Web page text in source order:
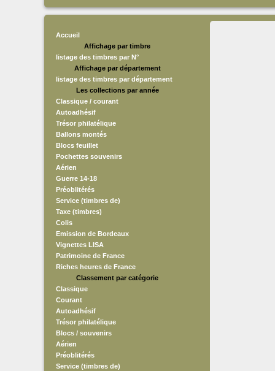
Accueil
Affichage par timbre
listage des timbres par N°
Affichage par département
listage des timbres par département
Les collections par année
Classique / courant
Autoadhésif
Trésor philatélique
Ballons montés
Blocs feuillet
Pochettes souvenirs
Aérien
Guerre 14-18
Préoblitérés
Service (timbres de)
Taxe (timbres)
Colis
Emission de Bordeaux
Vignettes LISA
Patrimoine de France
Riches heures de France
Classement par catégorie
Classique
Courant
Autoadhésif
Trésor philatélique
Blocs / souvenirs
Aérien
Préoblitérés
Service (timbres de)